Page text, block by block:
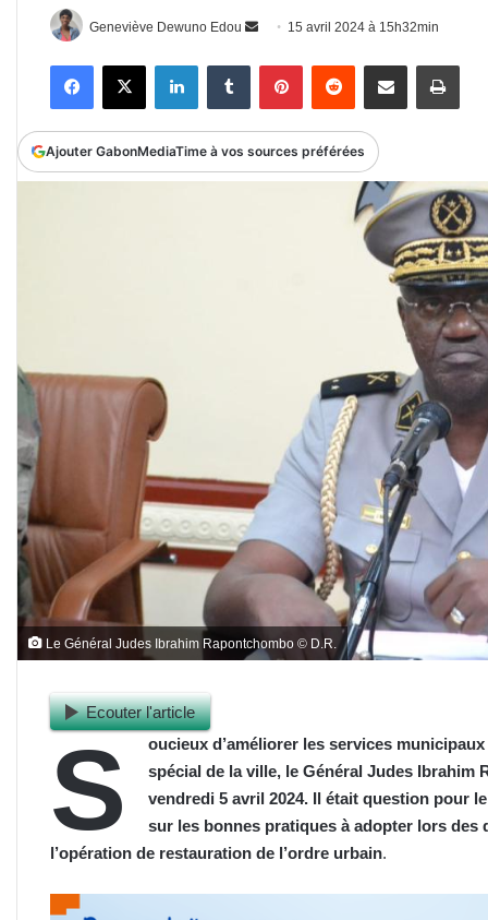
Geneviève Dewuno Edou
Envoyer
courriel
15 avril 2024 à 15h32min
FacebookX LinkedinTumblr PinterestReddit Partager par email
Ajouter GabonMediaTime à vos sources préférées
Le Général Judes Ibrahim Rapontchombo © D.R.
Ecouter l'article
S
oucieux d’améliorer les services
spécial de la ville, le Général Judes Ibrahim
vendredi 5 avril 2024. Il était question pour
sur les bonnes pratiques à adopter lors des
l’opération de restauration de l’ordre urbain.